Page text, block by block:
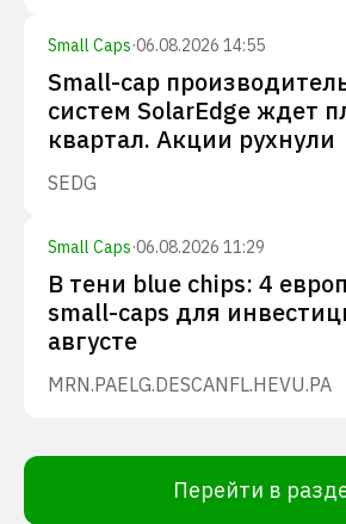
Small Caps·06.08.2026 14:55
Small-cap
систем SolarEdge ждет
квартал. Акции рухнули
SEDG
Small Caps·06.08.2026 11:29
В тени blue chips: 4
small-caps для
августе
MRN.PAELG.DESCANFL.HEVU.PA
Перейти в